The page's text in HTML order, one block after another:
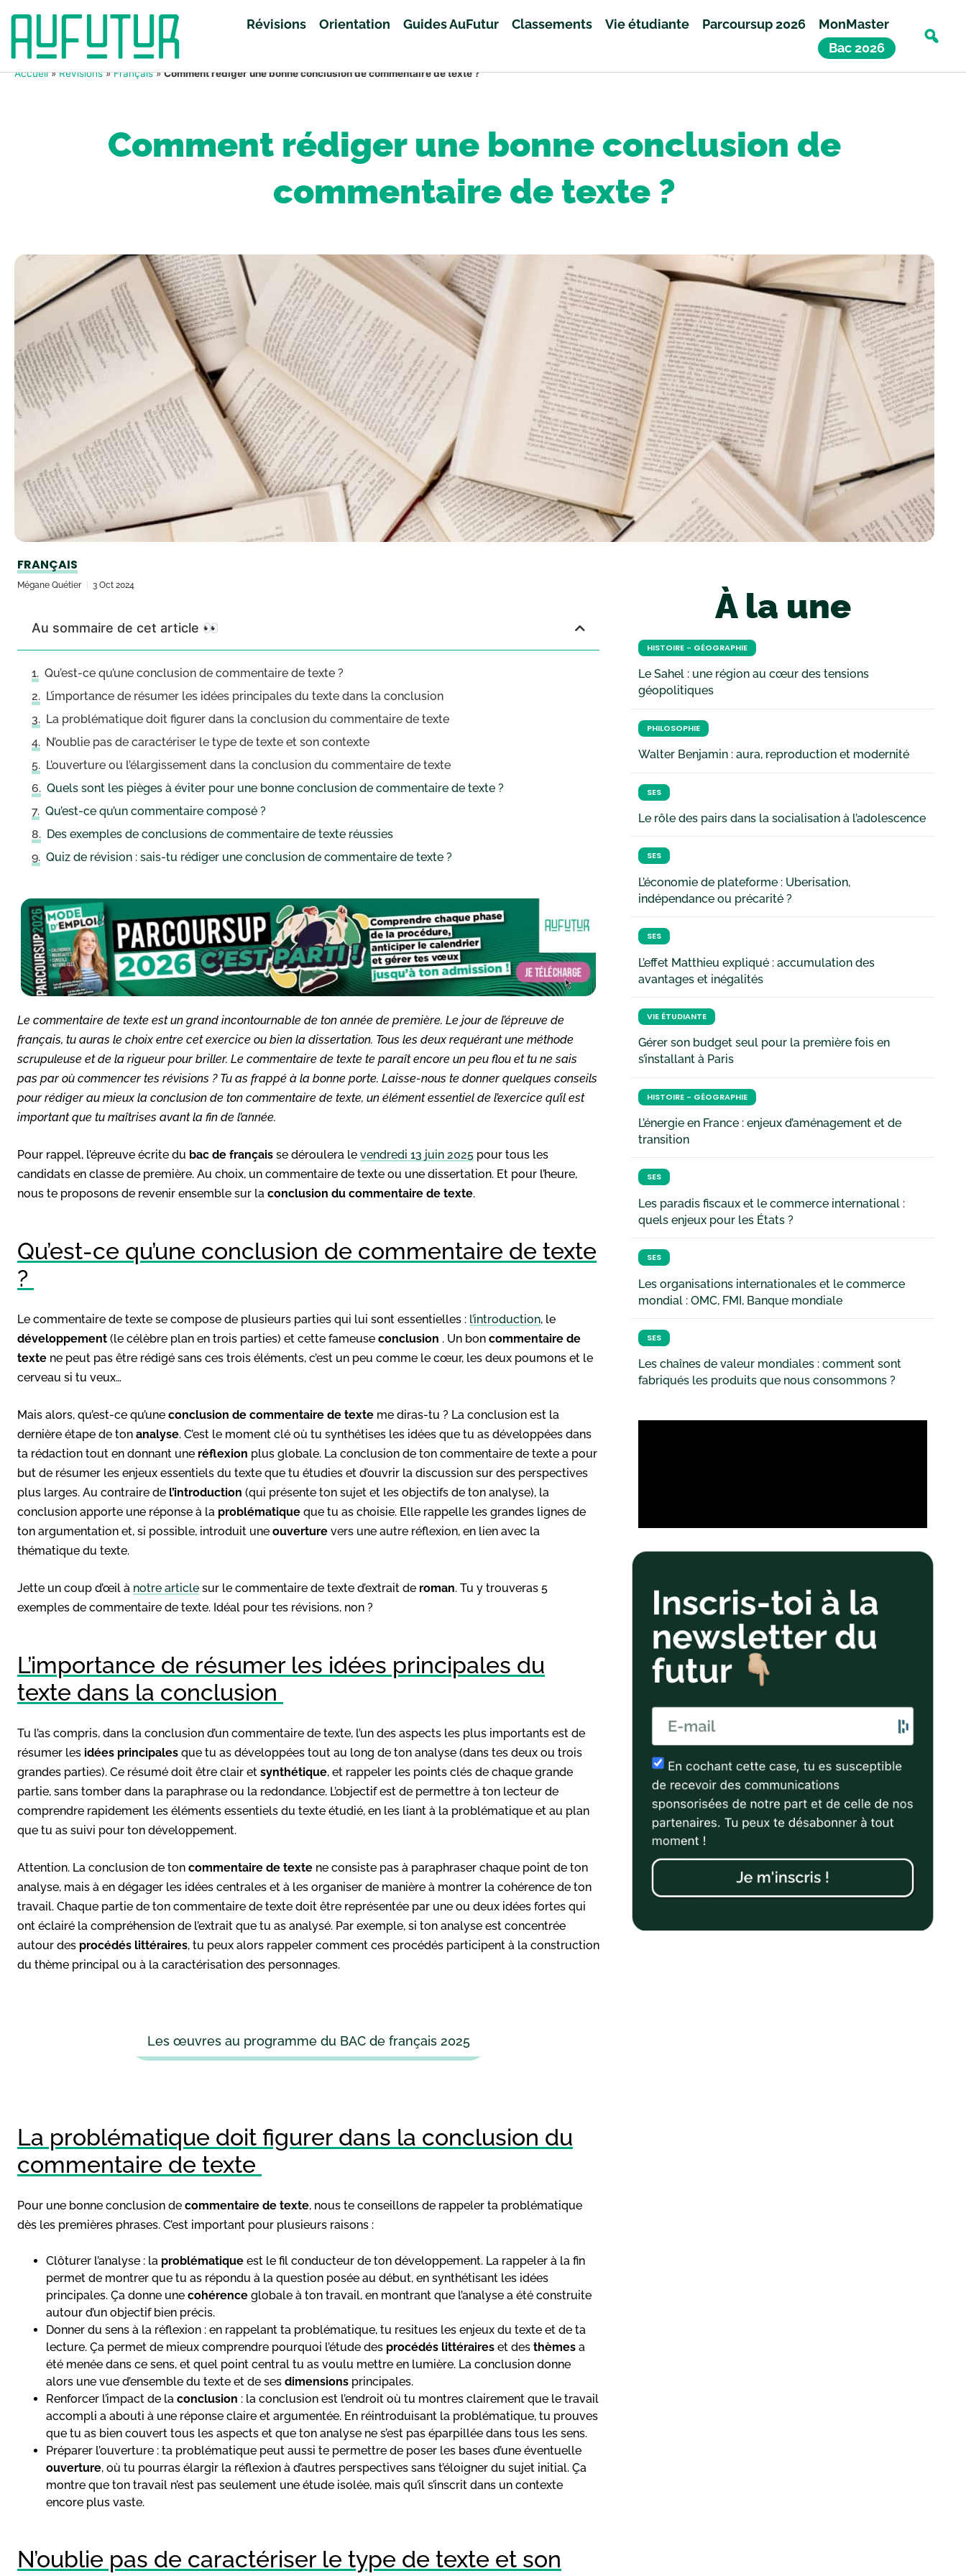
Révisions Orientation Guides AuFutur Classements Vie étudiante Parcoursup 2026
MonMaster
Bac 2026
Accueil»Révisions»Français»Comment rédiger une bonne conclusion de commentaire de texte ?
Comment rédiger une bonne conclusion de
commentaire de texte ?
FRANÇAIS
Mégane Quétier 3 Oct 2024
Au sommaire de cet article 👀
Qu’est-ce qu’une conclusion de commentaire de texte ?
L’importance de résumer les idées principales du texte dans la conclusion
La problématique doit figurer dans la conclusion du commentaire de texte
N’oublie pas de caractériser le type de texte et son contexte
L’ouverture ou l’élargissement dans la conclusion du commentaire de texte
Quels sont les pièges à éviter pour une bonne conclusion de commentaire de texte ?
Qu’est-ce qu’un commentaire composé ?
Des exemples de conclusions de commentaire de texte réussies
Quiz de révision : sais-tu rédiger une conclusion de commentaire de texte ?
Le commentaire de texte est un grand incontournable de ton année de première. Le jour de l’épreuve de
français, tu auras le choix entre cet exercice ou bien la dissertation. Tous les deux requérant une méthode
scrupuleuse et de la rigueur pour briller. Le commentaire de texte te paraît encore un peu flou et tu ne sais
pas par où commencer tes révisions ? Tu as frappé à la bonne porte. Laisse-nous te donner quelques conseils
pour rédiger au mieux la conclusion de ton commentaire de texte, un élément essentiel de l’exercice qu’il est
important que tu maîtrises avant la fin de l’année.
Pour rappel, l’épreuve écrite du bac de français se déroulera le vendredi 13 juin 2025 pour tous les
candidats en classe de première. Au choix, un commentaire de texte ou une dissertation. Et pour l’heure,
nous te proposons de revenir ensemble sur la conclusion du commentaire de texte.
Qu’est-ce qu’une conclusion de commentaire de texte
?
Le commentaire de texte se compose de plusieurs parties qui lui sont essentielles : l’introduction, le
développement (le célèbre plan en trois parties) et cette fameuse conclusion . Un bon commentaire de
texte ne peut pas être rédigé sans ces trois éléments, c’est un peu comme le cœur, les deux poumons et le
cerveau si tu veux…
Mais alors, qu’est-ce qu’une conclusion de commentaire de texte me diras-tu ? La conclusion est la
dernière étape de ton analyse. C’est le moment clé où tu synthétises les idées que tu as développées dans
ta rédaction tout en donnant une réflexion plus globale. La conclusion de ton commentaire de texte a pour
but de résumer les enjeux essentiels du texte que tu étudies et d’ouvrir la discussion sur des perspectives
plus larges. Au contraire de l’introduction (qui présente ton sujet et les objectifs de ton analyse), la
conclusion apporte une réponse à la problématique que tu as choisie. Elle rappelle les grandes lignes de
ton argumentation et, si possible, introduit une ouverture vers une autre réflexion, en lien avec la
thématique du texte.
Jette un coup d’œil à notre article sur le commentaire de texte d’extrait de roman. Tu y trouveras 5
exemples de commentaire de texte. Idéal pour tes révisions, non ?
L’importance de résumer les idées principales du
texte dans la conclusion
Tu l’as compris, dans la conclusion d’un commentaire de texte, l’un des aspects les plus importants est de
résumer les idées principales que tu as développées tout au long de ton analyse (dans tes deux ou trois
grandes parties). Ce résumé doit être clair et synthétique, et rappeler les points clés de chaque grande
partie, sans tomber dans la paraphrase ou la redondance. L’objectif est de permettre à ton lecteur de
comprendre rapidement les éléments essentiels du texte étudié, en les liant à la problématique et au plan
que tu as suivi pour ton développement.
Attention. La conclusion de ton commentaire de texte ne consiste pas à paraphraser chaque point de ton
analyse, mais à en dégager les idées centrales et à les organiser de manière à montrer la cohérence de ton
travail. Chaque partie de ton commentaire de texte doit être représentée par une ou deux idées fortes qui
ont éclairé la compréhension de l’extrait que tu as analysé. Par exemple, si ton analyse est concentrée
autour des procédés littéraires, tu peux alors rappeler comment ces procédés participent à la construction
du thème principal ou à la caractérisation des personnages.
Les œuvres au programme du BAC de français 2025
La problématique doit figurer dans la conclusion du
commentaire de texte
Pour une bonne conclusion de commentaire de texte, nous te conseillons de rappeler ta problématique
dès les premières phrases. C’est important pour plusieurs raisons :
Clôturer l’analyse : la problématique est le fil conducteur de ton développement. La rappeler à la fin
permet de montrer que tu as répondu à la question posée au début, en synthétisant les idées
principales. Ça donne une cohérence globale à ton travail, en montrant que l’analyse a été construite
autour d’un objectif bien précis.
Donner du sens à la réflexion : en rappelant ta problématique, tu resitues les enjeux du texte et de ta
lecture. Ça permet de mieux comprendre pourquoi l’étude des procédés littéraires et des thèmes a
été menée dans ce sens, et quel point central tu as voulu mettre en lumière. La conclusion donne
alors une vue d’ensemble du texte et de ses dimensions principales.
Renforcer l’impact de la conclusion : la conclusion est l’endroit où tu montres clairement que le travail
accompli a abouti à une réponse claire et argumentée. En réintroduisant la problématique, tu prouves
que tu as bien couvert tous les aspects et que ton analyse ne s’est pas éparpillée dans tous les sens.
Préparer l’ouverture : ta problématique peut aussi te permettre de poser les bases d’une éventuelle
ouverture, où tu pourras élargir la réflexion à d’autres perspectives sans t’éloigner du sujet initial. Ça
montre que ton travail n’est pas seulement une étude isolée, mais qu’il s’inscrit dans un contexte
encore plus vaste.
N’oublie pas de caractériser le type de texte et son
À la une
HISTOIRE - GÉOGRAPHIE
Le Sahel : une région au cœur des tensions
géopolitiques
PHILOSOPHIE
Walter Benjamin : aura, reproduction et modernité
SES
Le rôle des pairs dans la socialisation à l’adolescence
SES
L’économie de plateforme : Uberisation,
indépendance ou précarité ?
SES
L’effet Matthieu expliqué : accumulation des
avantages et inégalités
VIE ÉTUDIANTE
Gérer son budget seul pour la première fois en
s’installant à Paris
HISTOIRE - GÉOGRAPHIE
L’énergie en France : enjeux d’aménagement et de
transition
SES
Les paradis fiscaux et le commerce international :
quels enjeux pour les États ?
SES
Les organisations internationales et le commerce
mondial : OMC, FMI, Banque mondiale
SES
Les chaînes de valeur mondiales : comment sont
fabriqués les produits que nous consommons ?